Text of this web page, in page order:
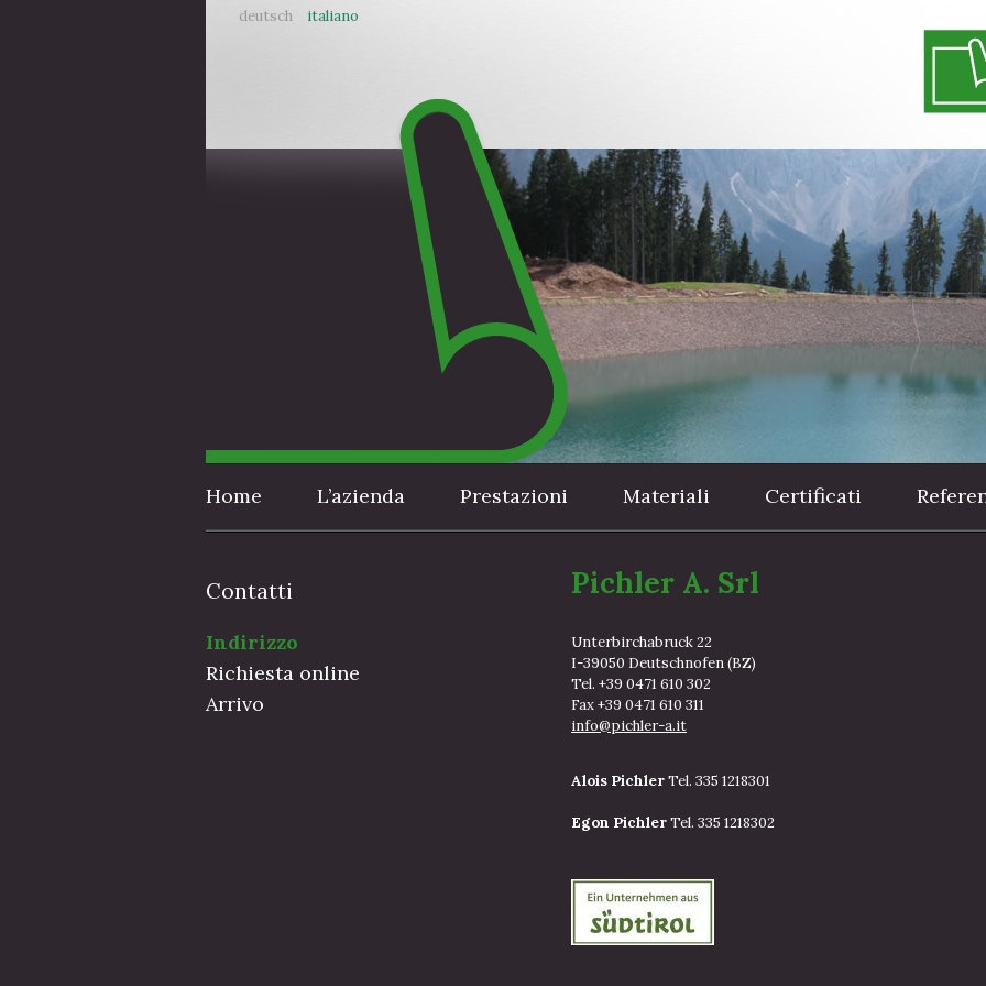
deutsch italiano
Home L’azienda Prestazioni Materiali Certificati
Pichler A. Srl
Unterbirchabruck 22
I-39050 Deutschnofen (BZ)
Tel. +39 0471 610 302
Fax +39 0471 610 311
info@pichler-a.it
Alois PichlerTel. 335 1218301
Egon PichlerTel. 335 1218302
Contatti
Indirizzo
Richiesta online
Arrivo